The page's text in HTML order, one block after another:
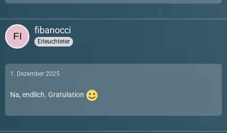
fibanocci
Erleuchteter
1. Dezember 2025
Na, endlich. Gratulation